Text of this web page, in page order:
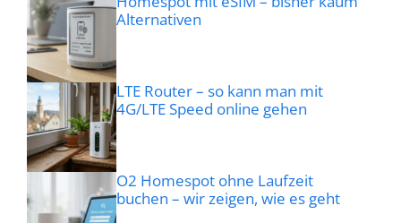
Alternativen
LTE Router – so kann man mit
4G/LTE Speed online gehen
O2 Homespot ohne Laufzeit
buchen – wir zeigen, wie es geht